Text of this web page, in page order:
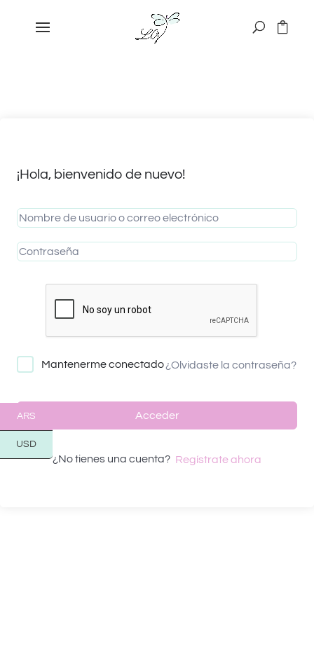
¡Hola, bienvenido de nuevo!
Mantenerme conectado¿Olvidaste la contraseña?
Acceder
¿No tienes una cuenta? Regístrate ahora
ARS
USD